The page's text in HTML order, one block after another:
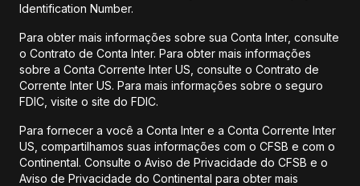
Identification Number.
Para obter mais informações sobre sua Conta Inter, consulte
o Contrato de Conta Inter. Para obter mais informações
sobre a Conta Corrente Inter US, consulte o Contrato de
Corrente Inter US. Para mais informações sobre o seguro
FDIC, visite o site do FDIC.
Para fornecer a você a Conta Inter e a Conta Corrente Inter
US, compartilhamos suas informações com o CFSB e com o
Continental. Consulte o Aviso de Privacidade do CFSB e o
Aviso de Privacidade do Continental para obter mais